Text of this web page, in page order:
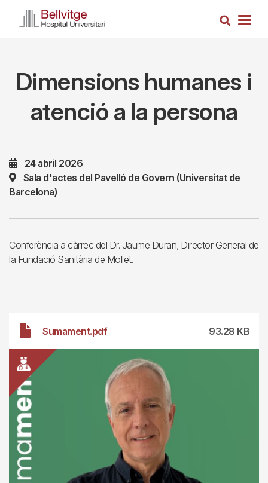
Cerca
Dimensions humanes i
atenció a la persona
24 abril 2026
Sala d'actes del Pavelló de Govern (Universitat de
Barcelona)
Conferència a càrrec del Dr. Jaume Duran, Director General de
la Fundació Sanitària de Mollet.
Sumament.pdf
93.28 KB